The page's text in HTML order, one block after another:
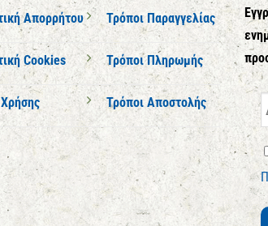
Απορρήτου
Cookies
Τρόποι Παραγγελίας
Τρόποι Πληρωμής
Τρόποι Αποστολής